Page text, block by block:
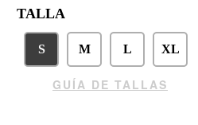
TALLA
S M L XL
GUÍA DE TALLAS